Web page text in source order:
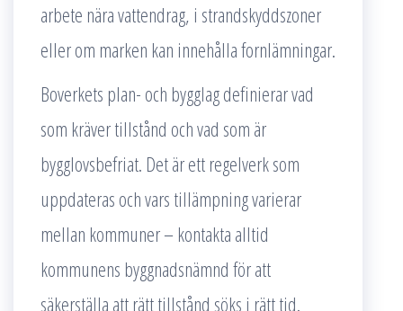
arbete nära vattendrag, i strandskyddszoner
eller om marken kan innehålla fornlämningar.
Boverkets plan- och bygglag definierar vad
som kräver tillstånd och vad som är
bygglovsbefriat. Det är ett regelverk som
uppdateras och vars tillämpning varierar
mellan kommuner – kontakta alltid
kommunens byggnadsnämnd för att
säkerställa att rätt tillstånd söks i rätt tid.